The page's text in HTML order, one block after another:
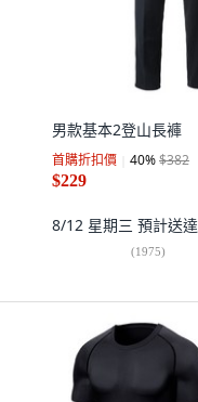
男款基本2登山長褲
首購折扣價 40%$382
$229
8/12 星期三 預計送達
(1975)